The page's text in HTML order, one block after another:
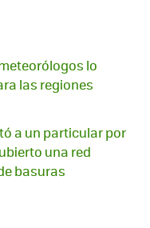
lo
las regiones
a un particular por
una red
basuras